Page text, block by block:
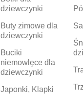
dziewczynki
Buty zimowe dla
dziewczynki
Buciki
niemowlęce dla
dziewczynki
Japonki, Klapki